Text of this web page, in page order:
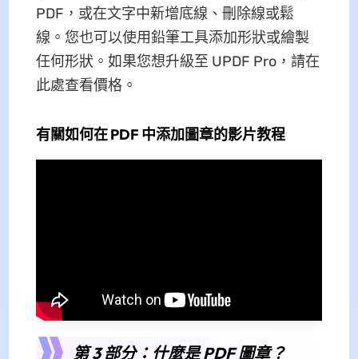
PDF，或在文字中新增底線、刪除線或鬆
線。您也可以使用鉛筆工具添加形狀或繪製
任何形狀。如果您想升級至 UPDF Pro，請在
此處查看價格。
有關如何在 PDF 中添加圖章的影片教程
第 3 部分：什麼是 PDF 圖章？